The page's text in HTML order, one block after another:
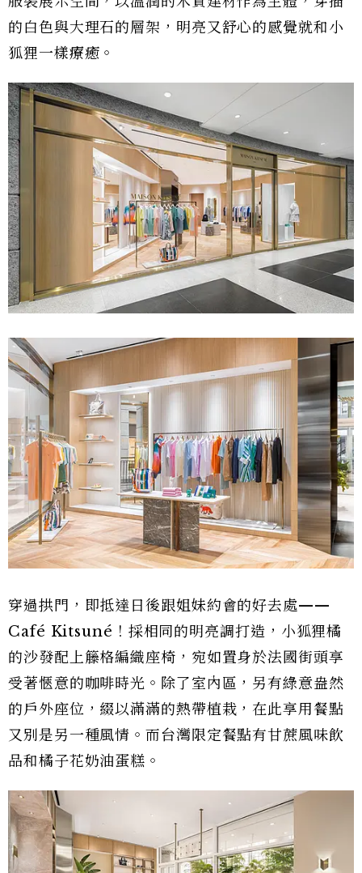
的白色與大理石的層架，明亮又舒心的感覺就和小
狐狸一樣療癒。
穿過拱門，即抵達日後跟姐妹約會的好去處——
Café Kitsuné！採相同的明亮調打造，小狐狸橘
的沙發配上籐格編織座椅，宛如置身於法國街頭享
受著愜意的咖啡時光。除了室內區，另有綠意盎然
的戶外座位，綴以滿滿的熱帶植栽，在此享用餐點
又別是另一種風情。而台灣限定餐點有甘蔗風味飲
品和橘子花奶油蛋糕。